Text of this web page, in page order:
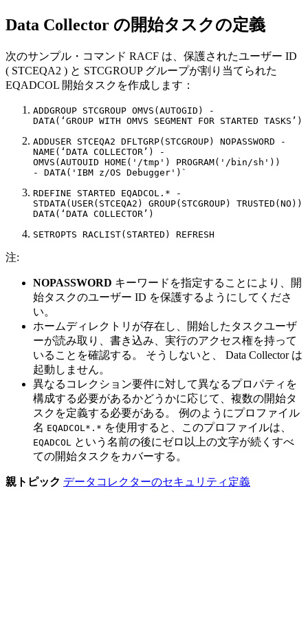
Data Collector の開始タスクの定義
次のサンプル・コマンド RACF は、保護されたユーザー ID
( STCEQA2 ) と STCGROUP グループが割り当てられた
EQADCOL 開始タスクを作成します：
ADDGROUP STCGROUP OMVS(AUTOGID) -
DATA(‘GROUP WITH OMVS SEGMENT FOR STARTED TASKS’)
ADDUSER STCEQA2 DFLTGRP(STCGROUP) NOPASSWORD -
NAME(‘DATA COLLECTOR’) -
OMVS(AUTOUID HOME('/tmp') PROGRAM('/bin/sh'))
- DATA('IBM z/OS Debugger')`
RDEFINE STARTED EQADCOL.* -
STDATA(USER(STCEQA2) GROUP(STCGROUP)
SETROPTS RACLIST(STARTED) REFRESH
注:
NOPASSWORD キーワードを指定することにより、開
始タスクのユーザー ID を保護するようにしてくださ
い。
ホームディレクトリが存在し、開始したタスクユーザ
ーが読み取り、書き込み、実行のアクセス権を持って
いることを確認する。 そうしないと、 Data Collector は
起動しません。
異なるコレクション要件に対して異なるプロパティを
構成する必要があるかどうかに応じて、複数の開始タ
スクを定義する必要がある。 例のようにプロファイル
名 EQADCOL*.* を使用すると、このプロファイルは、
EQADCOL
という名前の後にゼロ以上の文字が続くすべ
ての開始タスクをカバーする。
親トピック データコレクターのセキュリティ定義